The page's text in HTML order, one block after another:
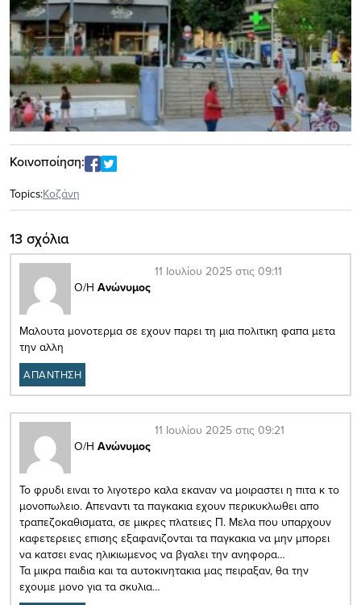
Κοινοποίηση:
Topics:Κοζάνη
13 σχόλια
Ο/Η Ανώνυμος
11 Ιουλίου 2025 στις 09:11
Μαλουτα μονοτερμα σε εχουν παρει τη μια πολιτικη φαπα μετα
την αλλη
ΑΠΑΝΤΗΣΗ
Ο/Η Ανώνυμος
11 Ιουλίου 2025 στις 09:21
Το φρυδι ειναι το λιγοτερο καλα εκαναν να μοιραστει η πιτα κ το
μονοπωλειο. Απεναντι τα παγκακια εχουν περικυκλωθει απο
τραπεζοκαθισματα, σε μικρες πλατειες Π. Μελα που υπαρχουν
καφετερειες επισης εξαφανιζονται τα παγκακια να μην μπορει
να κατσει ενας ηλικιωμενος να βγαλει την ανηφορα…
Τα μικρα παιδια και τα αυτοκινητακια μας πειραξαν, θα την
εχουμε μονο για τα σκυλια…